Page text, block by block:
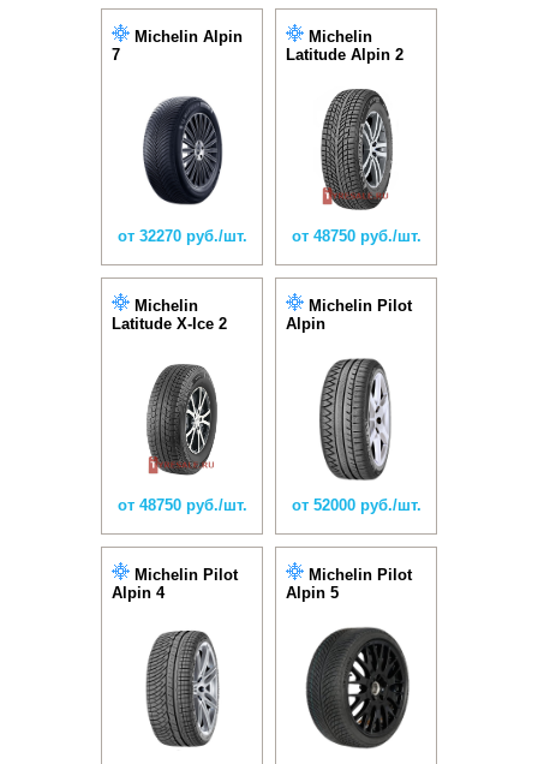
Michelin Alpin
7
от 32270 руб./шт.
Michelin
Latitude Alpin 2
от 48750 руб./шт.
Michelin
Latitude X-Ice 2
от 48750 руб./шт.
Michelin Pilot
Alpin
от 52000 руб./шт.
Michelin Pilot
Alpin 4
Michelin Pilot
Alpin 5